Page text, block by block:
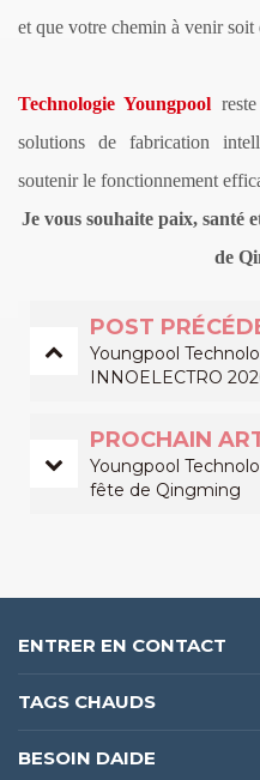
et que votre chemin à venir soit
Technologie Youngpool
solutions de fabrication
soutenir le fonctionnement
Je vous souhaite paix, santé
de
POST
Youngpool
INNOELECTRO
PROCHAIN
Youngpool
fête de Qingming
ENTRER EN CONTACT
TAGS CHAUDS
BESOIN DAIDE